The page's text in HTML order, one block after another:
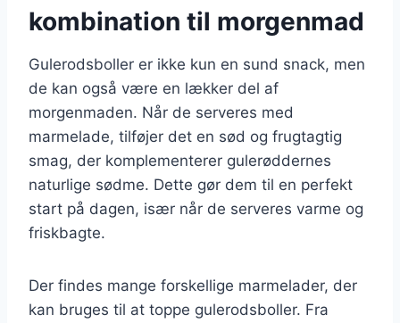
kombination til morgenmad
Gulerodsboller er ikke kun en sund snack, men
de kan også være en lækker del af
morgenmaden. Når de serveres med
marmelade, tilføjer det en sød og frugtagtig
smag, der komplementerer gulerøddernes
naturlige sødme. Dette gør dem til en perfekt
start på dagen, især når de serveres varme og
friskbagte.
Der findes mange forskellige marmelader, der
kan bruges til at toppe gulerodsboller. Fra